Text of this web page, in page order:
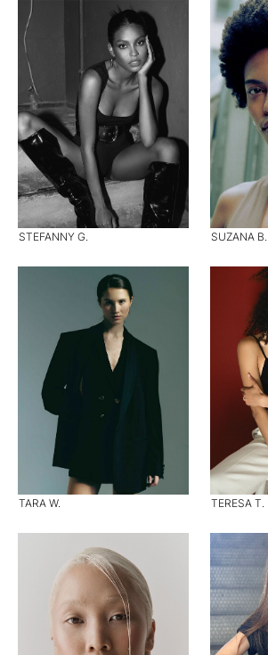
STEFANNY G. SUZANA B.
TARA W. TERESA T.